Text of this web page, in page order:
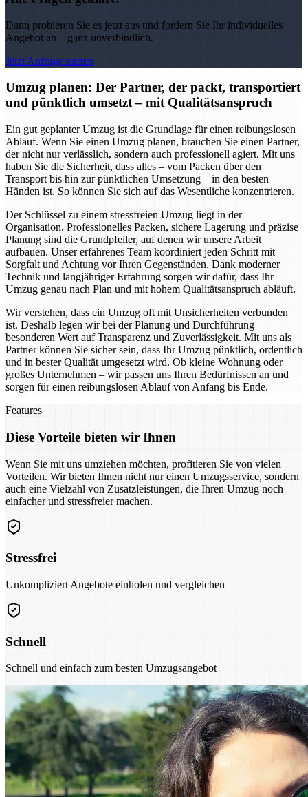
Dann probieren Sie es jetzt aus und fordern Sie Ihr individuelles
Angebot an – ganz unverbindlich.
Jetzt Anfrage starten
Umzug planen: Der Partner, der packt, transportiert
und pünktlich umsetzt – mit Qualitätsanspruch
Ein gut geplanter Umzug ist die Grundlage für einen reibungslosen
Ablauf. Wenn Sie einen Umzug planen, brauchen Sie einen Partner,
der nicht nur verlässlich, sondern auch professionell agiert. Mit uns
haben Sie die Sicherheit, dass alles – vom Packen über den
Transport bis hin zur pünktlichen Umsetzung – in den besten
Händen ist. So können Sie sich auf das Wesentliche konzentrieren.
Der Schlüssel zu einem stressfreien Umzug liegt in der
Organisation. Professionelles Packen, sichere Lagerung und präzise
Planung sind die Grundpfeiler, auf denen wir unsere Arbeit
aufbauen. Unser erfahrenes Team koordiniert jeden Schritt mit
Sorgfalt und Achtung vor Ihren Gegenständen. Dank moderner
Technik und langjähriger Erfahrung sorgen wir dafür, dass Ihr
Umzug genau nach Plan und mit hohem Qualitätsanspruch abläuft.
Wir verstehen, dass ein Umzug oft mit Unsicherheiten verbunden
ist. Deshalb legen wir bei der Planung und Durchführung
besonderen Wert auf Transparenz und Zuverlässigkeit. Mit uns als
Partner können Sie sicher sein, dass Ihr Umzug pünktlich, ordentlich
und in bester Qualität umgesetzt wird. Ob kleine Wohnung oder
großes Unternehmen – wir passen uns Ihren Bedürfnissen an und
sorgen für einen reibungslosen Ablauf von Anfang bis Ende.
Features
Diese Vorteile bieten wir Ihnen
Wenn Sie mit uns umziehen möchten, profitieren Sie von vielen
Vorteilen. Wir bieten Ihnen nicht nur einen Umzugsservice, sondern
auch eine Vielzahl von Zusatzleistungen, die Ihren Umzug noch
einfacher und stressfreier machen.
Stressfrei
Unkompliziert Angebote einholen und vergleichen
Schnell
Schnell und einfach zum besten Umzugsangebot